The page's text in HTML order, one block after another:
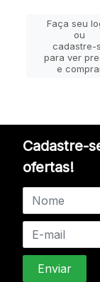
Faça seu
ou
cadastre-
para ver
e
Cadastre-
ofertas!